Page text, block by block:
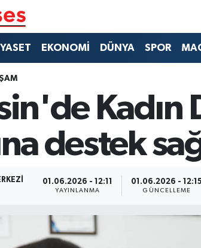
EKONOMİ DÜNYA SPOR
Kadın
destek
01.06.2026 - 12:11
YAYINLANMA
01.06.2026 - 12:15
GÜNCELLEME